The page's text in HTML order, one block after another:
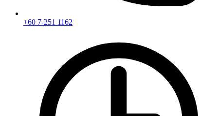
+60 7-251 1162